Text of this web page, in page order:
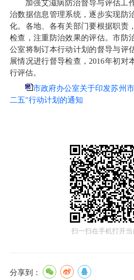
加强艾滋病防治督导与评估工
治数据信息管理系统，逐步实现防
化。各地、各有关部门要根据职责
检查，注重防治效果的评估。市防
公室将制订本行动计划的督导与评
展情况进行督导检查，2016年初对
行评估。
市政府办公室关于印发苏州
二五"行动计划的通知
扫一扫在手机打开当
分享到：